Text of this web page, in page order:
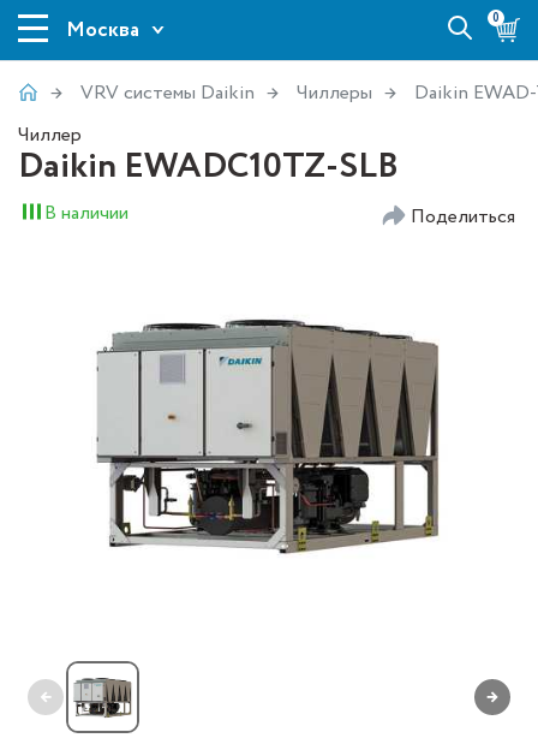
Москва 0
VRV системы Daikin Чиллеры
Daikin
Чиллер
Daikin EWADC10TZ-SLB
В наличии Поделиться
← →